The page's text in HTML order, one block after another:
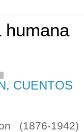
humana
CUENTOS
(1876-1942)